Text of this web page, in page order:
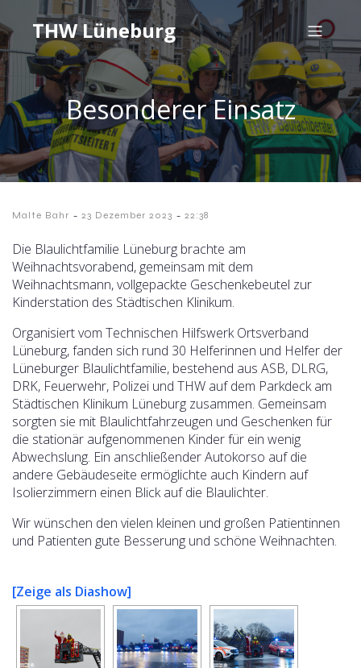
THW Lüneburg
Besonderer Einsatz
Malte Bahr - 23 Dezember 2023 - 22:38
Die Blaulichtfamilie Lüneburg brachte am
Weihnachtsvorabend, gemeinsam mit dem
Weihnachtsmann, vollgepackte Geschenkebeutel zur
Kinderstation des Städtischen Klinikum.
Organisiert vom Technischen Hilfswerk Ortsverband
Lüneburg, fanden sich rund 30 Helferinnen und Helfer der
Lüneburger Blaulichtfamilie, bestehend aus ASB, DLRG,
DRK, Feuerwehr, Polizei und THW auf dem Parkdeck am
Städtischen Klinikum Lüneburg zusammen. Gemeinsam
sorgten sie mit Blaulichtfahrzeugen und Geschenken für
die stationär aufgenommenen Kinder für ein wenig
Abwechslung. Ein anschließender Autokorso auf die
andere Gebäudeseite ermöglichte auch Kindern auf
Isolierzimmern einen Blick auf die Blaulichter.
Wir wünschen den vielen kleinen und großen Patientinnen
und Patienten gute Besserung und schöne Weihnachten.
[Zeige als Diashow]